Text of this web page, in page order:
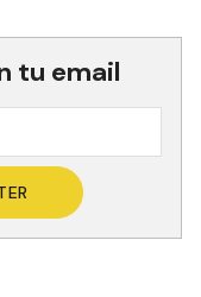
tu email